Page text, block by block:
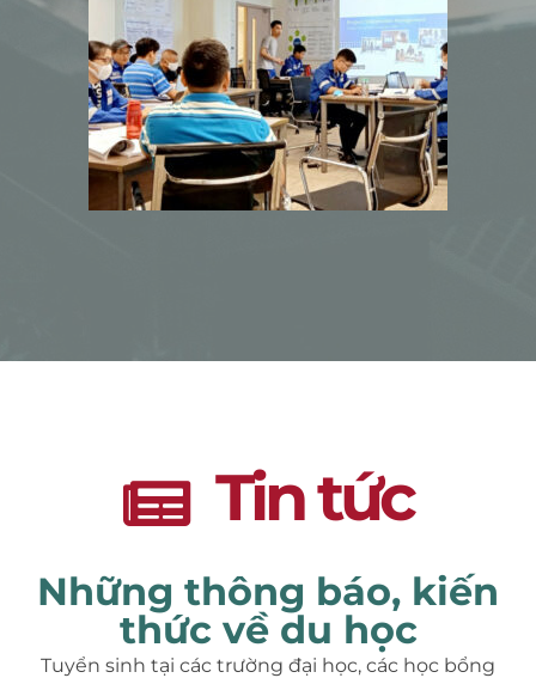
Tin tức
Những thông báo, kiến
thức về du học
Tuyển sinh tại các trường đại học, các học bổng